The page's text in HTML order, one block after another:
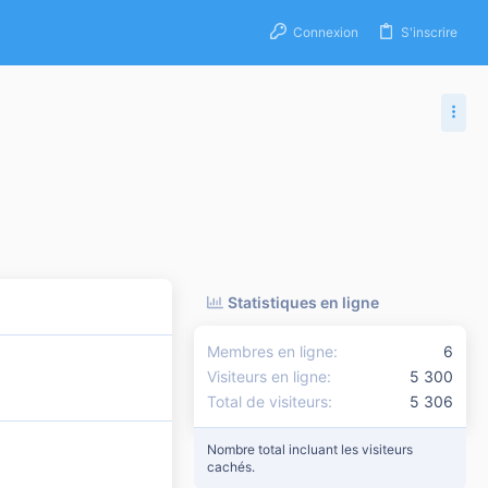
Connexion S'inscrire
Statistiques en ligne
Membres en ligne
6
Visiteurs en ligne
5 300
Total de visiteurs
5 306
Nombre total incluant les visiteurs
cachés.